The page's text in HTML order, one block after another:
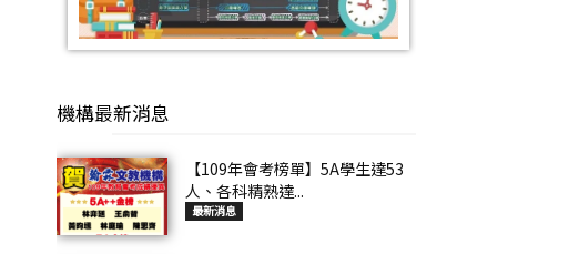
機構最新消息
【109年會考榜單】5A學生達53
人、各科精熟達...
最新消息